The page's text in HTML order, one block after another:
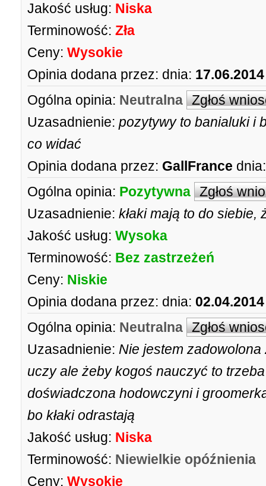
Jakość usług: Niska
Terminowość: Zła
Ceny: Wysokie
Opinia dodana przez: dnia:
Ogólna opinia: Neutralna Zgłoś
Uzasadnienie: pozytywy to banialuki i
co widać
Opinia dodana przez: GallFrance dnia:
Ogólna opinia: Pozytywna Zgłoś
Uzasadnienie: kłaki mają to do siebie,
Jakość usług: Wysoka
Terminowość: Bez zastrzeżeń
Ceny: Niskie
Opinia dodana przez: dnia:
Ogólna opinia: Neutralna Zgłoś
Uzasadnienie: Nie jestem zadowolona
uczy ale żeby kogoś nauczyć to
doświadczona hodowczyni i
bo kłaki odrastają
Jakość usług: Niska
Terminowość: Niewielkie opóźnienia
Ceny: Wysokie